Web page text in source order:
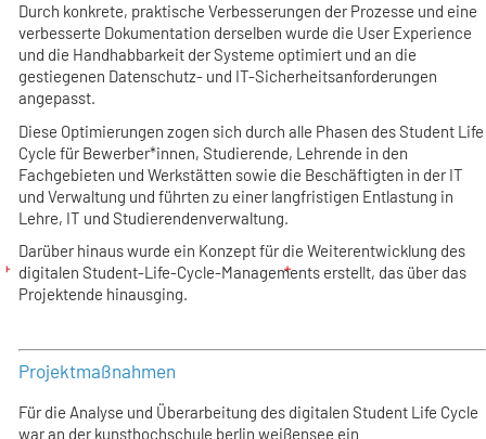
Durch konkrete, praktische Verbesserungen der Prozesse und eine
verbesserte Dokumentation derselben wurde die User Experience
und die Handhabbarkeit der Systeme optimiert und an die
gestiegenen Datenschutz- und IT-Sicherheitsanforderungen
angepasst.
Diese Optimierungen zogen sich durch alle Phasen des Student Life
Cycle für Bewerber*innen, Studierende, Lehrende in den
Fachgebieten und Werkstätten sowie die Beschäftigten in der IT
und Verwaltung und führten zu einer langfristigen Entlastung in
Lehre, IT und Studierendenverwaltung.
Darüber hinaus wurde ein Konzept für die Weiterentwicklung des
digitalen Student-Life-Cycle-Managements erstellt, das über das
Projektende hinausging.
Projektmaßnahmen
Für die Analyse und Überarbeitung des digitalen Student Life Cycle
war an der kunsthochschule berlin weißensee ein